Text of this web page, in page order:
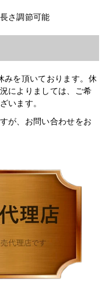
さ調節可能
みを頂いております。休
によりましては、ご希
います。
が、お問い合わせをお